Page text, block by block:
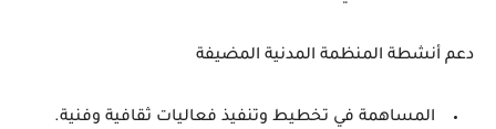
دعم أنشطة المنظمة المدنية المضيفة
المساهمة في تخطيط وتنفيذ فعاليات ثقافية وفنية.